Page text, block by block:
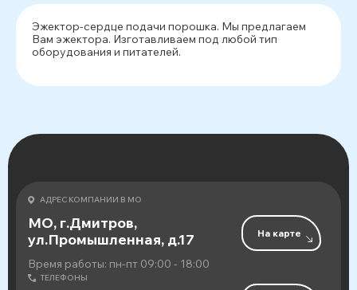
Эжектор-сердце подачи порошка. Мы предлагаем
Вам эжектора. Изготавливаем под любой тип
оборудования и питателей.
АДРЕС КОМПАНИИ В МО
МО, г.Дмитров,
ул.Промышленная, д.17
Время работы: пн-пт 09:00 - 18:00
На карте
ТЕЛЕФОНЫ